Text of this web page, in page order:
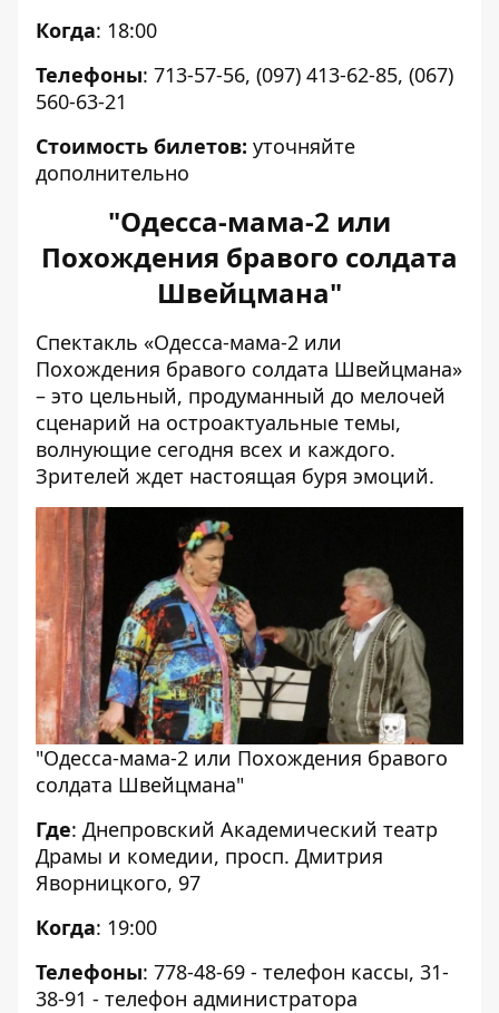
Когда: 18:00
Телефоны: 713-57-56, (097) 413-62-85, (067)
560-63-21
Стоимость билетов: уточняйте
дополнительно
"Одесса-мама-2 или
Похождения бравого солдата
Швейцмана"
Спектакль «Одесса-мама-2 или
Похождения бравого солдата Швейцмана»
– это цельный, продуманный до мелочей
сценарий на остроактуальные темы,
волнующие сегодня всех и каждого.
Зрителей ждет настоящая буря эмоций.
"Одесса-мама-2 или Похождения бравого
солдата Швейцмана"
Где: Днепровский Академический театр
Драмы и комедии, просп. Дмитрия
Яворницкого, 97
Когда: 19:00
Телефоны: 778-48-69 - телефон кассы, 31-
38-91 - телефон администратора